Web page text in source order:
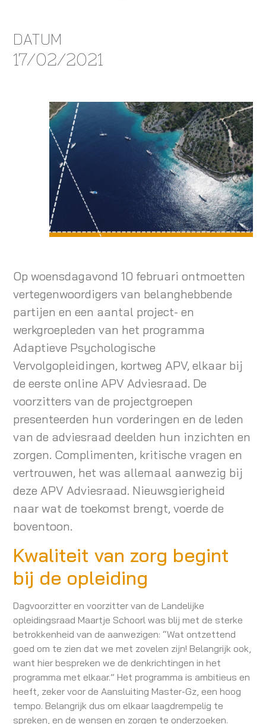
DATUM
17/02/2021
Op woensdagavond 10 februari ontmoetten
vertegenwoordigers van belanghebbende
partijen en een aantal project- en
werkgroepleden van het programma
Adaptieve Psychologische
Vervolgopleidingen, kortweg APV, elkaar bij
de eerste online APV Adviesraad. De
voorzitters van de projectgroepen
presenteerden hun vorderingen en de leden
van de adviesraad deelden hun inzichten en
zorgen. Complimenten, kritische vragen en
vertrouwen, het was allemaal aanwezig bij
deze APV Adviesraad. Nieuwsgierigheid
naar wat de toekomst brengt, voerde de
boventoon.
Kwaliteit van zorg begint
bij de opleiding
Dagvoorzitter en voorzitter van de Landelijke
opleidingsraad Maartje Schoorl was blij met de sterke
betrokkenheid van de aanwezigen: “Wat ontzettend
goed om te zien dat we met zovelen zijn! Belangrijk ook,
want hier bespreken we de denkrichtingen in het
programma met elkaar.” Het programma is ambitieus en
heeft, zeker voor de Aansluiting Master-Gz, een hoog
tempo. Belangrijk dus om elkaar laagdrempelig te
spreken, en de wensen en zorgen te onderzoeken.